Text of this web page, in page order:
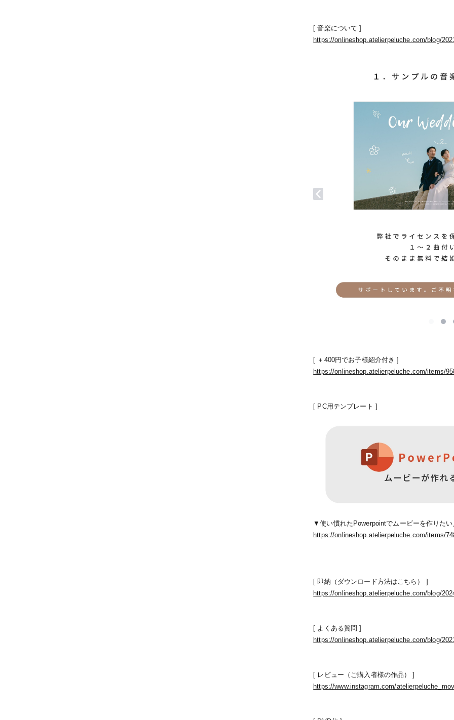
[ 音楽について ]
https://onlineshop.atelierpeluche.com/blog/
[ ＋400円でお子様紹介付き ]
https://onlineshop.atelierpeluche.com/items/
[ PC用テンプレート ]
▼使い慣れたPowerpointでムービーを作りたい
https://onlineshop.atelierpeluche.com/items/
[ 即納（ダウンロード方法はこちら） ]
https://onlineshop.atelierpeluche.com/blog/
[ よくある質問 ]
https://onlineshop.atelierpeluche.com/blog/
[ レビュー（ご購入者様の作品） ]
https://www.instagram.com/